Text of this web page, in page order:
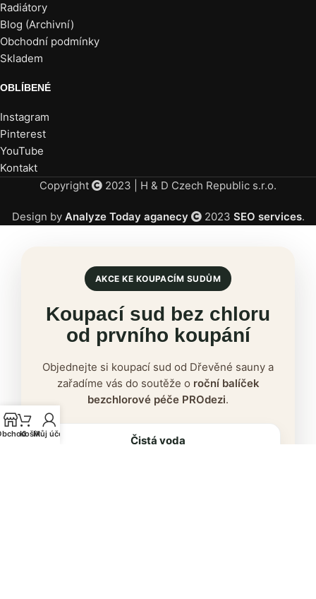
Radiátory
Blog (Archivní)
Obchodní podmínky
Skladem
OBLÍBENÉ
Instagram
Pinterest
YouTube
Kontakt
Copyright
2023 | H & D Czech Republic s.r.o.
Design by Analyze Today aganecy 2023 SEO services.
AKCE KE KOUPACÍM SUDŮM
Koupací sud bez chloru
od prvního koupání
Objednejte si koupací sud od Dřevěné sauny a
zařadíme vás do soutěže o roční balíček
bezchlorové péče PROdezi.
Čistá voda
KošíkMůj účet